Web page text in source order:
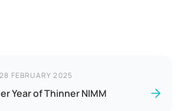
28 FEBRUARY 2025
Year of Thinner NIMM